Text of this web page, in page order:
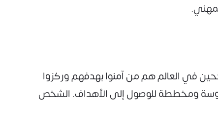
في العالم هم من آمنوا بهدفهم وركزوا
ومخططة للوصول إلى الأهداف. الشخص